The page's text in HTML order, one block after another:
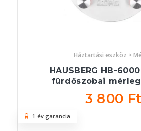
Háztartási eszköz >
HAUSBERG HB-
fürdőszobai
3 800 Ft
1 év garancia